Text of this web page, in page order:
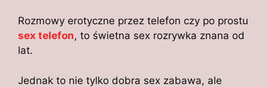
Rozmowy erotyczne przez telefon czy po prostu
sex telefon, to świetna sex rozrywka znana od
lat.
Jednak to nie tylko dobra sex zabawa, ale